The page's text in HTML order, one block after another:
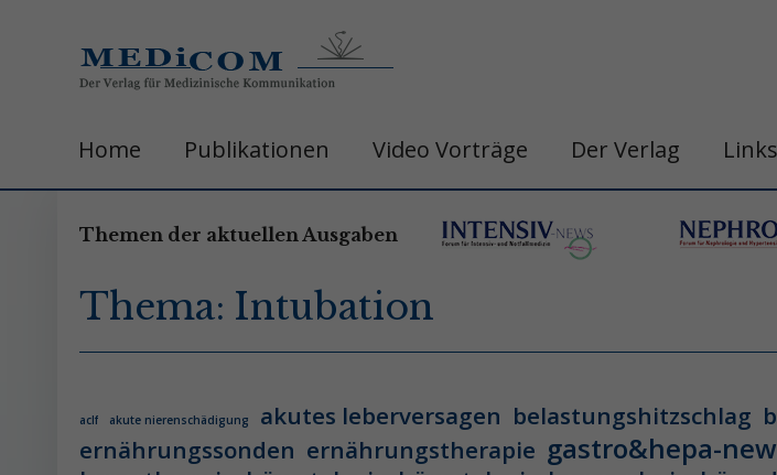
Home Publikationen Video Vorträge Der Verlag Links
Themen der aktuellen Ausgaben
Thema: Intubation
aclf akute nierenschädigung akutes leberversagen belastungshitzschlag
ernährungssonden ernährungstherapie gastro&hepa-